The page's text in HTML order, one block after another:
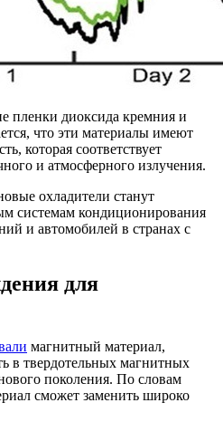
пленки диоксида кремния и
что эти материалы имеют
которая соответствует
и атмосферного излучения.
охладители станут
системам кондиционирования
и автомобилей в странах с
для
магнитный материал,
в твердотельных магнитных
поколения. По словам
сможет заменить широко